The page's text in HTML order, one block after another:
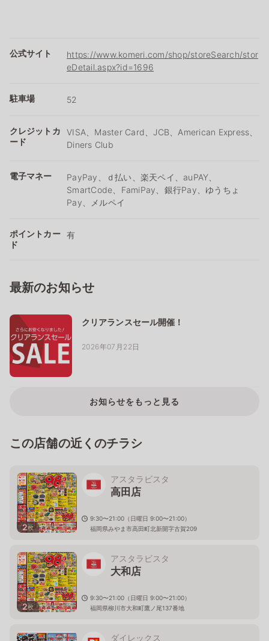
公式サイト
https://www.komeri.com/shop/storeSearch/stor
eDetail.aspx?id=1696
駐車場 52
クレジットカ
ード
VISA、Master Card、JCB、American Express、
Diners Club
電子マネー
PayPay、ｄ払い、楽天ペイ、auPAY、
SmartCode、FamiPay、銀行Pay、ゆうちょ
Pay、メルペイ
ポイントカー
ド
有
最新のお知らせ
クリアランスセール開催！
2026年07月22日
お知らせをもっと見る
この店舗の近くのチラシ
2枚
アスタラビスタ
高田店
9:30〜21:00（日曜日 9:00〜21:00）
福岡県みやま市高田町北新開字古賀209
2枚
アスタラビスタ
大和店
9:30〜21:00（日曜日 9:00〜21:00）
福岡県柳川市大和町鷹ノ尾137番地
ダイレックス